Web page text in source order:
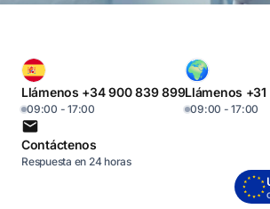
Llámenos +34 900 839 899
09:00 - 17:00
Llámenos
09:00 - 17:00
Contáctenos
Respuesta en 24 horas